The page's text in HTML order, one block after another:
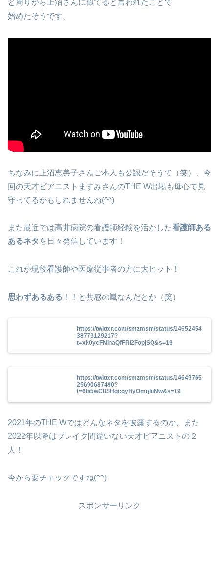
と周りから上沼さんに似てると言われたことで
始めたそうです。
ちなみに上沼恵美子さんご本人も公認だそうで（笑）、今
回の天才ピアニストますみさんのTHE W出場も母心で見
守ってるかもしれませんね(^^)
また最近では高井病院の看護師経験を活かした看護師ある
あるネタ を日々発信しています！
これが現役看護師や医療従事者の方に大ヒット！
思わずあるある ！！と共感の嵐なんだとか（笑）
https://twitter.com/smzmsm/status/14652454
38773129217?
t=xk0ycFNInaQfFRi2FopjSQ&s=19
https://twitter.com/smzmsm/status/14649765
25690687490?
t=6bi5wC8SHqcqyHyOmgluNw&s=19
2021年のTHE Wではどんなネタを披露するのか、また
2022年以降はブレイク間違いない天才ピアニストの２
人！
今から要チェックですね(^^)
スポンサーリンク